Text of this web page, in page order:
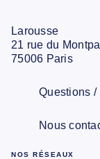
Larousse
21 rue du
75006 Paris
Questions /
Nous
NOS RÉSEAUX